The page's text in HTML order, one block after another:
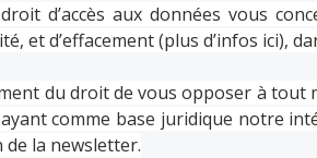
d’accès aux données vous
et d’effacement (plus d’infos ici),
du droit de vous opposer à
comme base juridique notre
la newsletter.